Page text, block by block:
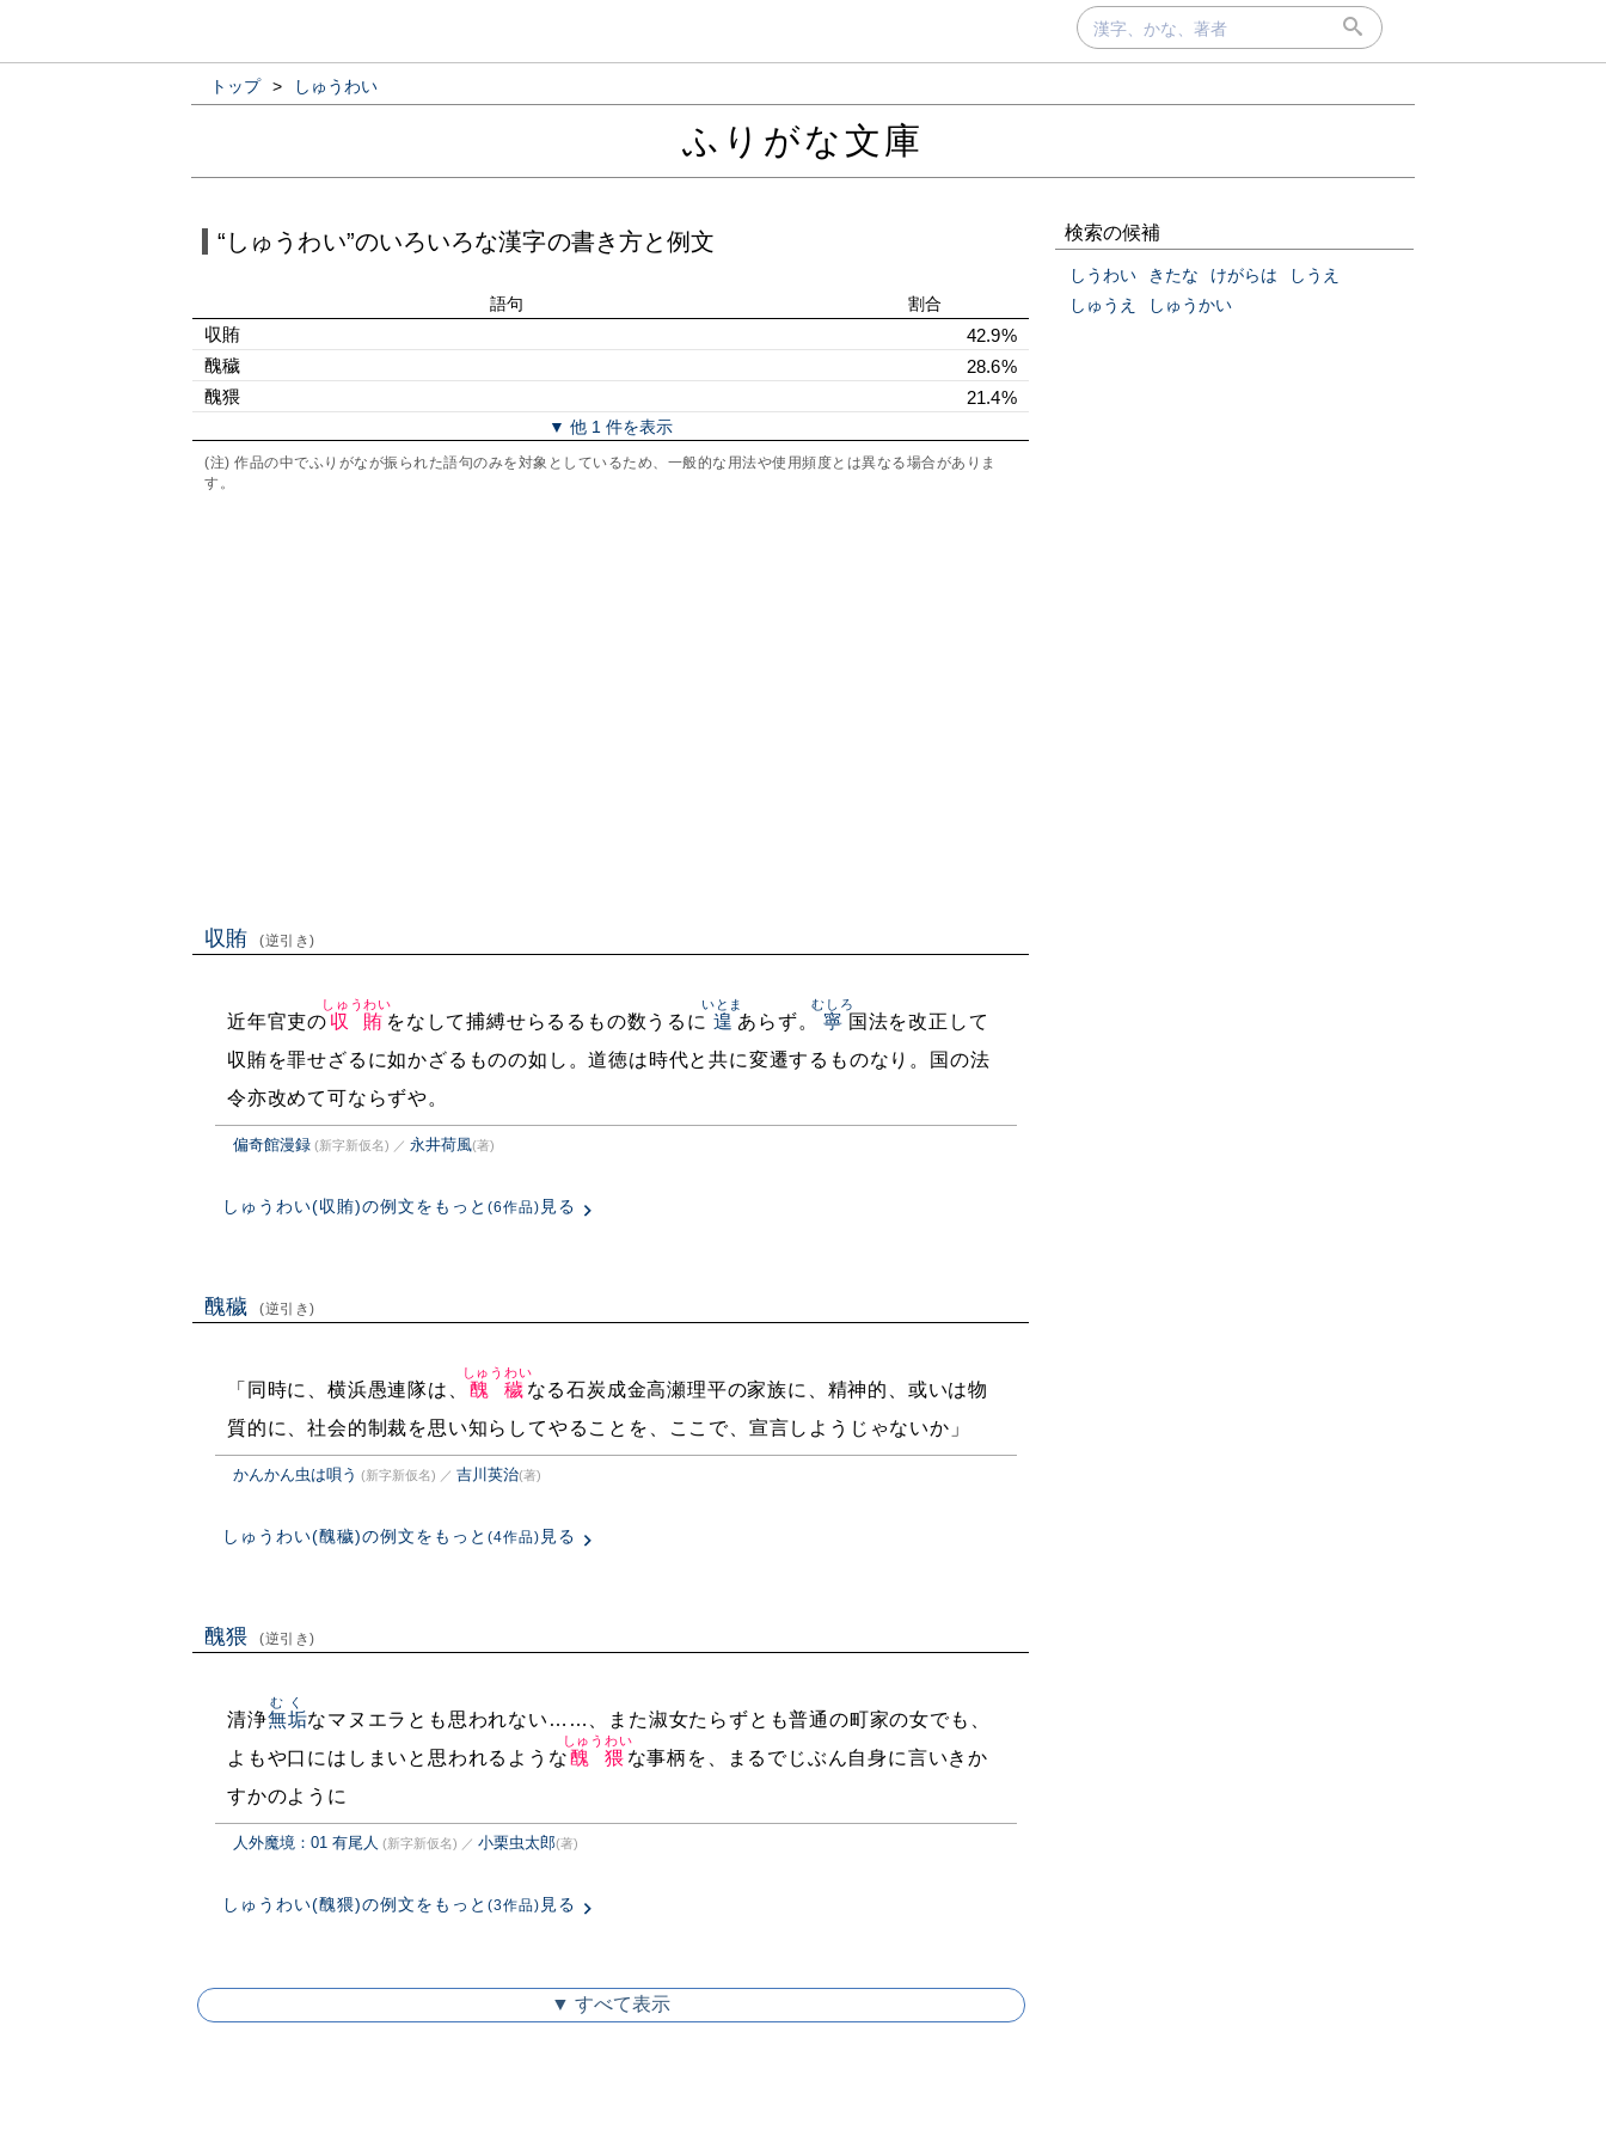
トップ > しゅうわい
ふりがな文庫
“しゅうわい”のいろいろな漢字の書き方と例文
語句 割合
収賄
42.9%
醜穢
28.6%
醜猥
21.4%
▼ 他 1 件を表示
(注) 作品の中でふりがなが振られた語句のみを対象としているため、一般的な用法や使用頻度とは異なる場合がありま
す。
収賄 (逆引き)
近年官吏の 収賄
しゅうわい
をなして捕縛せらるるもの数うるに 遑
いとま
あらず。 寧
むしろ
国法を改正して
収賄を罪せざるに如かざるものの如し。道徳は時代と共に変遷するものなり。国の法
令亦改めて可ならずや。
偏奇館漫録 (新字新仮名) ／ 永井荷風(著)
しゅうわい(収賄)の例文をもっと (6作品) 見る
醜穢 (逆引き)
「同時に、横浜愚連隊は、 醜穢
しゅうわい
なる石炭成金高瀬理平の家族に、精神的、或いは物
質的に、社会的制裁を思い知らしてやることを、ここで、宣言しようじゃないか」
かんかん虫は唄う (新字新仮名) ／ 吉川英治(著)
しゅうわい(醜穢)の例文をもっと (4作品) 見る
醜猥 (逆引き)
清浄無垢
むく
なマヌエラとも思われない……、また淑女たらずとも普通の町家の女でも、
よもや口にはしまいと思われるような醜猥
しゅうわい
な事柄を、まるでじぶん自身に言いきか
すかのように
人外魔境：01 有尾人 (新字新仮名) ／ 小栗虫太郎(著)
しゅうわい(醜猥)の例文をもっと (3作品) 見る
▼ すべて表示
検索の候補
しうわい きたな けがらは
しうえ
しゅうえ
しゅうかい